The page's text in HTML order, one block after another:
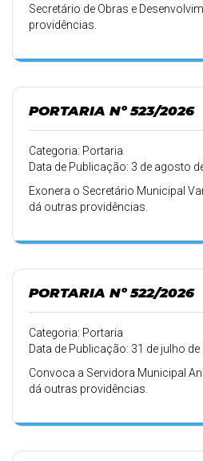
Secretário de Obras e
providências.
PORTARIA Nº 523/2026
Categoria: Portaria
Data de Publicação: 3 de agosto
Exonera o Secretário Municipal
dá outras providências.
PORTARIA Nº 522/2026
Categoria: Portaria
Data de Publicação: 31 de julho de
Convoca a Servidora Municipal
dá outras providências.